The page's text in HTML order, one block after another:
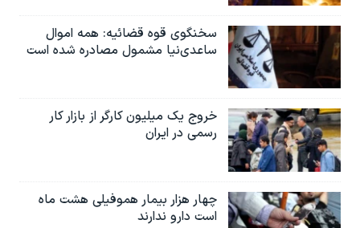
سخنگوی قوه قضائیه: همه اموال
ساعدی‌نیا مشمول مصادره شده است
خروج یک میلیون کارگر از بازار کار
رسمی در ایران
چهار هزار بیمار هموفیلی هشت ماه
است دارو ندارند